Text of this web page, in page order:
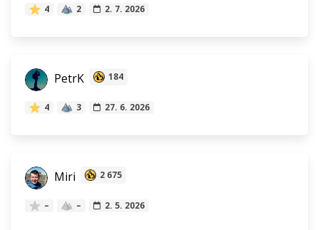
4 2 2. 7. 2026
PetrK 184
4 3 27. 6. 2026
Miri 2 675
– – 2. 5. 2026